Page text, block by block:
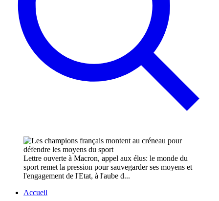
Lettre ouverte à Macron, appel aux élus: le monde du
sport remet la pression pour sauvegarder ses moyens et
l'engagement de l'Etat, à l'aube d...
Accueil